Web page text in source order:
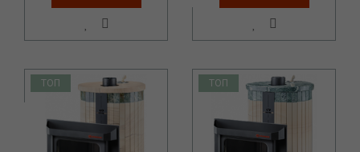
ТОП ТОП